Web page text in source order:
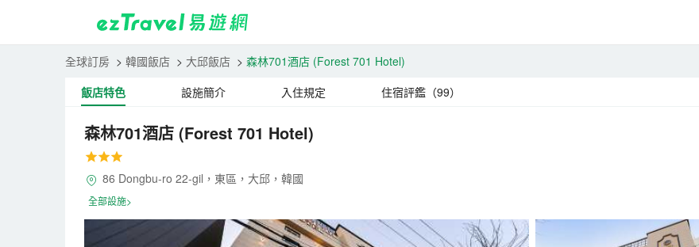
全球訂房 > 韓國飯店 > 大邱飯店 > 森林701酒店 (Forest 701 Hotel)
飯店特色
設施簡介 入住規定 住宿評鑑（99）
森林701酒店 (Forest 701 Hotel)
86 Dongbu-ro 22-gil，東區，大邱，韓國
全部設施>